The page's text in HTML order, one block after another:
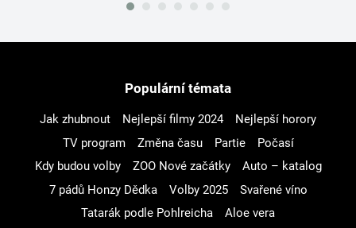
Populární témata
Jak zhubnout Nejlepší filmy 2024
Nejlepší horory
TV program
Změna času Partie
Počasí
Kdy budou volby
ZOO Nové začátky
Auto – katalog
7 pádů Honzy Dědka
Volby 2025
Svařené víno
Tatarák podle Pohlreicha
Aloe vera